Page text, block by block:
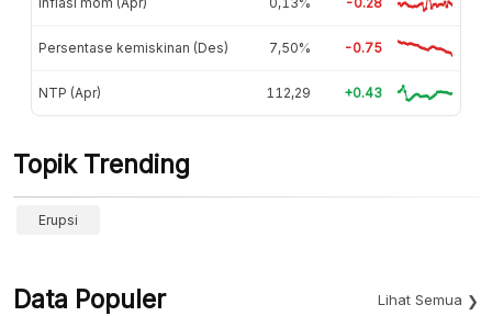
Persentase kemiskinan (Des) 7,50% -0.75
NTP (Apr) 112,29 +0.43
Topik Trending
Erupsi
Data Populer Lihat Semua